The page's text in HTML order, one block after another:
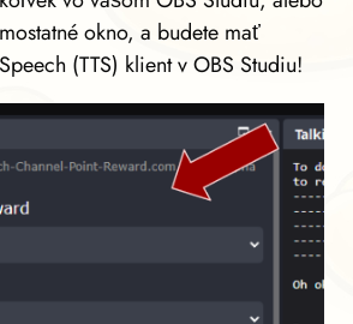
okno, a budete mať
(TTS) klient v OBS Studiu!